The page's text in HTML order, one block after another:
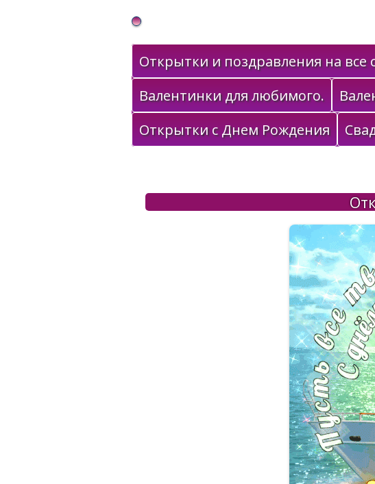
Gif Открытки в подарок
Открытки и поздравления на все
Валентинки для любимого.
Открытки с Днем Рождения